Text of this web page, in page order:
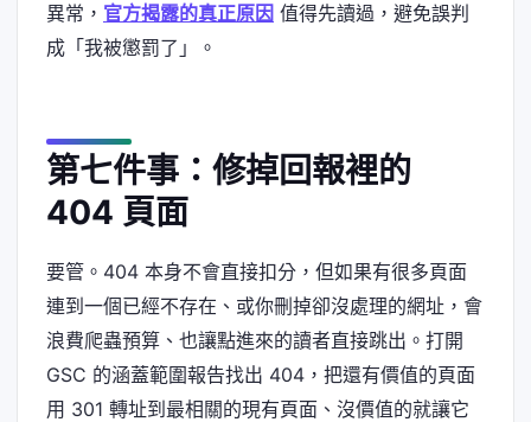
異常， 官方揭露的真正原因 值得先讀過，避免誤判
成「我被懲罰了」。
第七件事：修掉回報裡的
404 頁面
要管。404 本身不會直接扣分，但如果有很多頁面
連到一個已經不存在、或你刪掉卻沒處理的網址，會
浪費爬蟲預算、也讓點進來的讀者直接跳出。打開
GSC 的涵蓋範圍報告找出 404，把還有價值的頁面
用 301 轉址到最相關的現有頁面、沒價值的就讓它